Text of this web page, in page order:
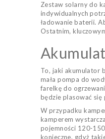
Zestaw solarny do
indywidualnych
ładowanie baterii.
Ostatnim,
To, jaki akumulator
mała pompa do
farelkę do
będzie plasować się
W przypadku
kamperem
pojemności 120-
konieczne, gdyż